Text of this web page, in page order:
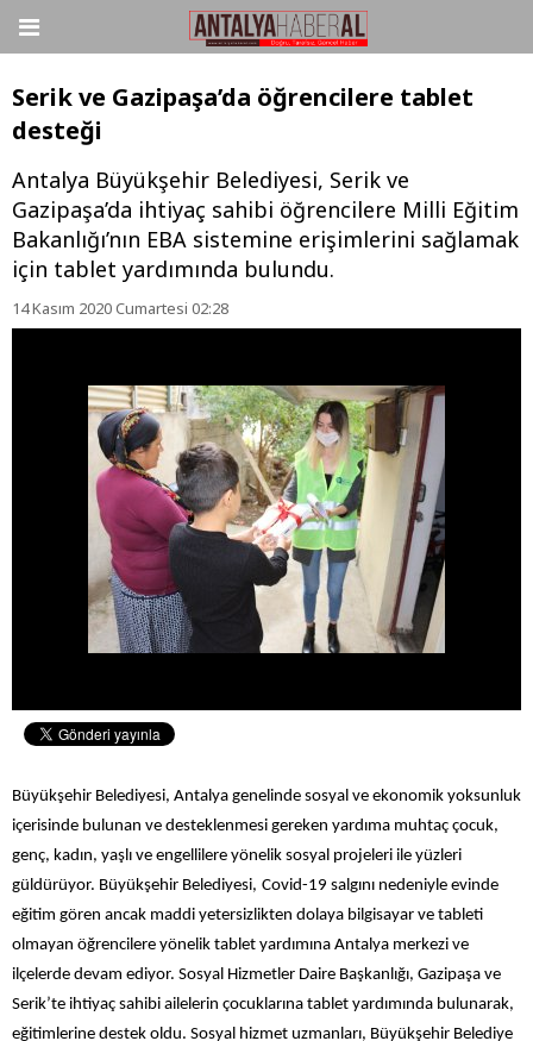
Serik ve Gazipaşa’da öğrencilere tablet
desteği
Antalya Büyükşehir Belediyesi, Serik ve
Gazipaşa’da ihtiyaç sahibi öğrencilere Milli Eğitim
Bakanlığı’nın EBA sistemine erişimlerini sağlamak
için tablet yardımında bulundu.
14 Kasım 2020 Cumartesi 02:28
Büyükşehir Belediyesi, Antalya genelinde sosyal ve ekonomik yoksunluk
içerisinde bulunan ve desteklenmesi gereken yardıma muhtaç çocuk,
genç, kadın, yaşlı ve engellilere yönelik sosyal projeleri ile yüzleri
güldürüyor. Büyükşehir Belediyesi, Covid-19 salgını nedeniyle evinde
eğitim gören ancak maddi yetersizlikten dolaya bilgisayar ve tableti
olmayan öğrencilere yönelik tablet yardımına Antalya merkezi ve
ilçelerde devam ediyor. Sosyal Hizmetler Daire Başkanlığı, Gazipaşa ve
Serik’te ihtiyaç sahibi ailelerin çocuklarına tablet yardımında bulunarak,
eğitimlerine destek oldu. Sosyal hizmet uzmanları, Büyükşehir Belediye